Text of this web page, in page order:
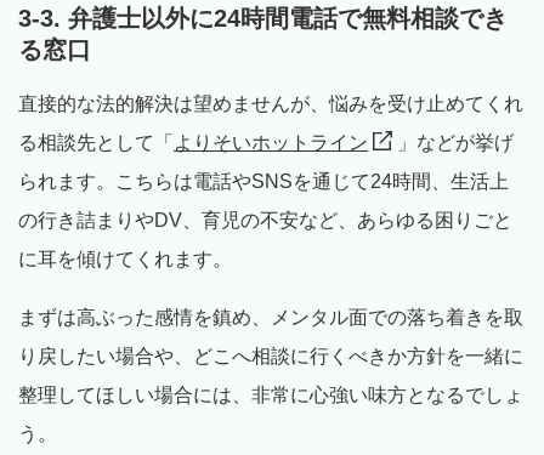
3-3. 弁護士以外に24時間電話で無料相談でき
る窓口
直接的な法的解決は望めませんが、悩みを受け止めてくれ
る相談先として「 よりそいホットライン
」などが挙げ
られます。こちらは電話やSNSを通じて24時間、生活上
の行き詰まりやDV、育児の不安など、あらゆる困りごと
に耳を傾けてくれます。
まずは高ぶった感情を鎮め、メンタル面での落ち着きを取
り戻したい場合や、どこへ相談に行くべきか方針を一緒に
整理してほしい場合には、非常に心強い味方となるでしょ
う。